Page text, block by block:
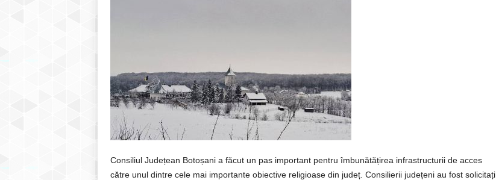
Consiliul Județean Botoșani a făcut un pas important pentru îmbunătățirea infrastructurii de acces
către unul dintre cele mai importante obiective religioase din județ. Consilierii județeni au fost solicitați